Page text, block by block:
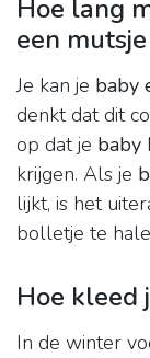
Hoe lang
een
Je kan je baby
denkt dat dit
op dat je baby
krijgen. Als je
lijkt, is het
bolletje te
Hoe kleed
In de winter